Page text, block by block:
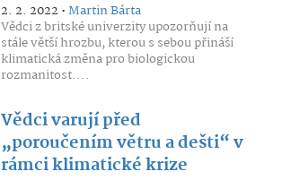
2. 2. 2022 •Martin Bárta
Vědci z britské univerzity upozorňují na
stále větší hrozbu, kterou s sebou přináší
klimatická změna pro biologickou
rozmanitost....
Vědci varují před
„poroučením větru a dešti“ v
rámci klimatické krize